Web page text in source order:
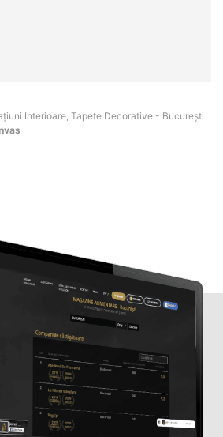
Interioare, Tapete Decorative - Bucureşti